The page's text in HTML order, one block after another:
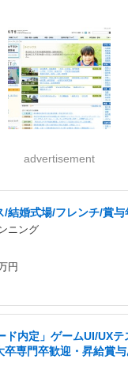
advertisement
/結婚式場/フレンチ/賞与
ニング
円
ド内定」ゲームUI/UX
専門卒歓迎・昇給賞与